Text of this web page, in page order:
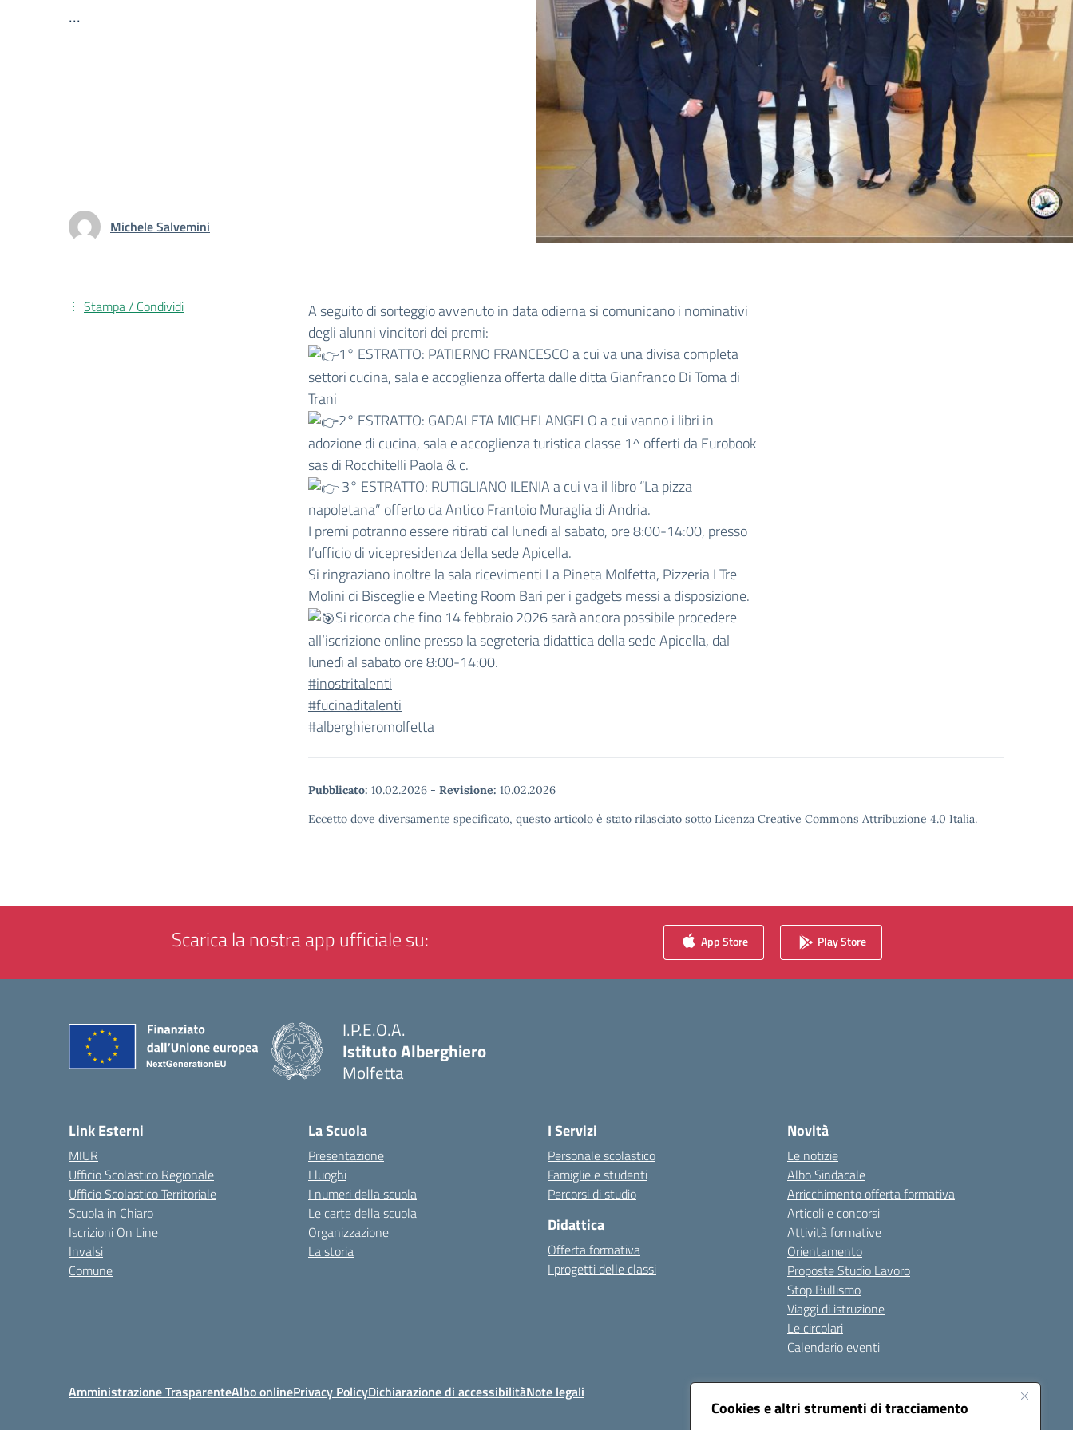
Cookies e altri strumenti di tracciamento
...
Michele Salvemini
A seguito di sorteggio avvenuto in data odierna si comunicano i nominativi
degli alunni vincitori dei premi:
1° ESTRATTO: PATIERNO FRANCESCO a cui va una divisa completa
settori cucina, sala e accoglienza offerta dalle ditta Gianfranco Di Toma di
Trani
2° ESTRATTO: GADALETA MICHELANGELO a cui vanno i libri in
adozione di cucina, sala e accoglienza turistica classe 1^ offerti da Eurobook
sas di Rocchitelli Paola & c.
3° ESTRATTO: RUTIGLIANO ILENIA a cui va il libro “La pizza
napoletana” offerto da Antico Frantoio Muraglia di Andria.
I premi potranno essere ritirati dal lunedì al sabato, ore 8:00-14:00, presso
l’ufficio di vicepresidenza della sede Apicella.
Si ringraziano inoltre la sala ricevimenti La Pineta Molfetta, Pizzeria I Tre
Molini di Bisceglie e Meeting Room Bari per i gadgets messi a disposizione.
Si ricorda che fino 14 febbraio 2026 sarà ancora possibile procedere
all’iscrizione online presso la segreteria didattica della sede Apicella, dal
lunedì al sabato ore 8:00-14:00.
#inostritalenti
#fucinaditalenti
#alberghieromolfetta
Pubblicato: 10.02.2026 - Revisione: 10.02.2026
Eccetto dove diversamente specificato, questo articolo è stato rilasciato sotto Licenza Creative Commons Attribuzione 4.0 Italia.
Stampa / Condividi
Scarica la nostra app ufficiale su: App Store Play Store
I.P.E.O.A.
Istituto Alberghiero
Molfetta
Link Esterni
MIUR
Ufficio Scolastico Regionale
Ufficio Scolastico Territoriale
Scuola in Chiaro
Iscrizioni On Line
Invalsi
Comune
La Scuola
Presentazione
I luoghi
I numeri della scuola
Le carte della scuola
Organizzazione
La storia
I Servizi
Personale scolastico
Famiglie e studenti
Percorsi di studio
Didattica
Offerta formativa
I progetti delle classi
Novità
Le notizie
Albo Sindacale
Arricchimento offerta formativa
Articoli e concorsi
Attività formative
Orientamento
Proposte Studio Lavoro
Stop Bullismo
Viaggi di istruzione
Le circolari
Calendario eventi
Amministrazione TrasparenteAlbo onlinePrivacy PolicyDichiarazione di accessibilitàNote legali Seguici su: